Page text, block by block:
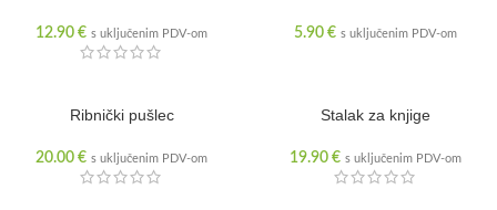
12.90 € s uključenim PDV-om 5.90 € s uključenim PDV-om
Ribnički pušlec
20.00 € s uključenim PDV-om
Stalak za knjige
19.90 € s uključenim PDV-om